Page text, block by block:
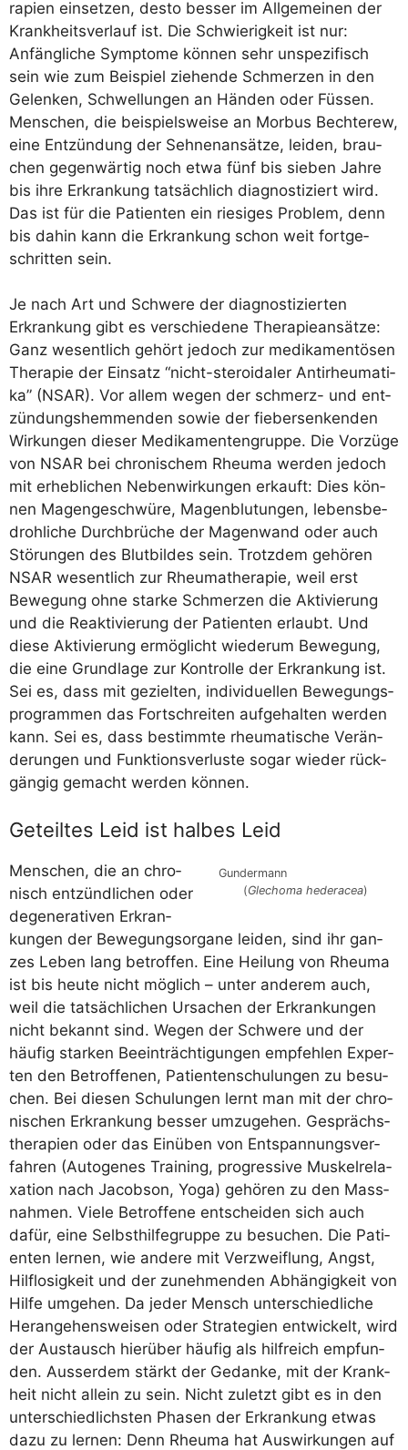
ra­pien ein­set­zen, des­to bes­ser im All­ge­mei­nen der
Krank­heits­ver­lauf ist. Die Schwie­rig­keit ist nur:
Anfäng­li­che Sym­pto­me kön­nen sehr unspe­zi­fisch
sein wie zum Bei­spiel zie­hen­de Schmer­zen in den
Gelen­ken, Schwel­lun­gen an Hän­den oder Füs­sen.
Men­schen, die bei­spiels­wei­se an Mor­bus Bech­te­rew,
eine Ent­zün­dung der Seh­nen­an­sät­ze, lei­den, brau­
chen gegen­wär­tig noch etwa fünf bis sie­ben Jah­re
bis ihre Erkran­kung tat­säch­lich dia­gnos­ti­ziert wird.
Das ist für die Pati­en­ten ein rie­si­ges Pro­blem, denn
bis dahin kann die Erkran­kung schon weit fort­ge­
schrit­ten sein.
Je nach Art und Schwe­re der dia­gnos­ti­zier­ten
Erkran­kung gibt es ver­schie­de­ne The­ra­pie­an­sät­ze:
Ganz wesent­lich gehört jedoch zur medi­ka­men­tö­sen
The­ra­pie der Ein­satz “nicht-ste­ro­ida­ler Anti­rheu­ma­ti­
ka” (NSAR). Vor allem wegen der schmerz- und ent­
zün­dungs­hem­men­den sowie der fie­ber­sen­ken­den
Wir­kun­gen die­ser Medi­ka­men­ten­grup­pe. Die Vor­zü­ge
von NSAR bei chro­ni­schem Rheu­ma wer­den jedoch
mit erheb­li­chen Neben­wir­kun­gen erkauft: Dies kön­
nen Magen­ge­schwü­re, Magen­blu­tun­gen, lebens­be­
droh­li­che Durch­brü­che der Magen­wand oder auch
Stö­run­gen des Blut­bil­des sein. Trotz­dem gehö­ren
NSAR wesent­lich zur Rheu­ma­the­ra­pie, weil erst
Bewe­gung ohne star­ke Schmer­zen die Akti­vie­rung
und die Reak­ti­vie­rung der Pati­en­ten erlaubt. Und
die­se Akti­vie­rung ermög­licht wie­der­um Bewe­gung,
die eine Grund­la­ge zur Kon­trol­le der Erkran­kung ist.
Sei es, dass mit geziel­ten, indi­vi­du­el­len Bewe­gungs­
pro­gram­men das Fort­schrei­ten auf­ge­hal­ten wer­den
kann. Sei es, dass bestimm­te rheu­ma­ti­sche Ver­än­
de­run­gen und Funk­ti­ons­ver­lus­te sogar wie­der rück­
gän­gig gemacht wer­den können.
Geteiltes Leid ist halbes Leid
Gun­der­mann
(Gle­cho­ma hederacea)
Men­schen, die an chro­
nisch ent­zünd­li­chen oder
dege­ne­ra­ti­ven Erkran­
kun­gen der Bewe­gungs­or­ga­ne lei­den, sind ihr gan­
zes Leben lang betrof­fen. Eine Hei­lung von Rheu­ma
ist bis heu­te nicht mög­lich – unter ande­rem auch,
weil die tat­säch­li­chen Ursa­chen der Erkran­kun­gen
nicht bekannt sind. Wegen der Schwe­re und der
häu­fig star­ken Beein­träch­ti­gun­gen emp­feh­len Exper­
ten den Betrof­fe­nen, Pati­en­ten­schu­lun­gen zu besu­
chen. Bei die­sen Schu­lun­gen lernt man mit der chro­
ni­schen Erkran­kung bes­ser umzu­ge­hen. Gesprächs­
the­ra­pien oder das Ein­üben von Ent­span­nungs­ver­
fah­ren (Auto­ge­nes Trai­ning, pro­gres­si­ve Mus­kel­re­la­
xa­ti­on nach Jacob­son, Yoga) gehö­ren zu den Mass­
nah­men. Vie­le Betrof­fe­ne ent­schei­den sich auch
dafür, eine Selbst­hil­fe­grup­pe zu besu­chen. Die Pati­
en­ten ler­nen, wie ande­re mit Ver­zweif­lung, Angst,
Hilf­lo­sig­keit und der zuneh­men­den Abhän­gig­keit von
Hil­fe umge­hen. Da jeder Mensch unter­schied­li­che
Her­an­ge­hens­wei­sen oder Stra­te­gien ent­wi­ckelt, wird
der Aus­tausch hier­über häu­fig als hilf­reich emp­fun­
den. Aus­ser­dem stärkt der Gedan­ke, mit der Krank­
heit nicht allein zu sein. Nicht zuletzt gibt es in den
unter­schied­lichs­ten Pha­sen der Erkran­kung etwas
dazu zu ler­nen: Denn Rheu­ma hat Aus­wir­kun­gen auf